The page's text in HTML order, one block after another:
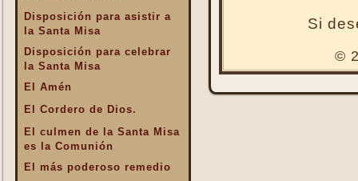
Disposición para asistir a
la Santa Misa
Disposición para celebrar
la Santa Misa
El Amén
El Cordero de Dios.
El culmen de la Santa Misa
es la Comunión
El más poderoso remedio
Si
©